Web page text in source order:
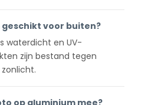
voor buiten?
waterdicht en UV-
zijn bestand tegen
op aluminium mee?